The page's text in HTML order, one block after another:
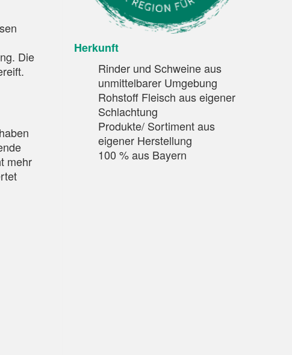
Die
mehr
Herkunft
Rinder und Schweine aus
unmittelbarer Umgebung
Rohstoff Fleisch aus eigener
Schlachtung
Produkte/ Sortiment aus
eigener Herstellung
100 % aus Bayern